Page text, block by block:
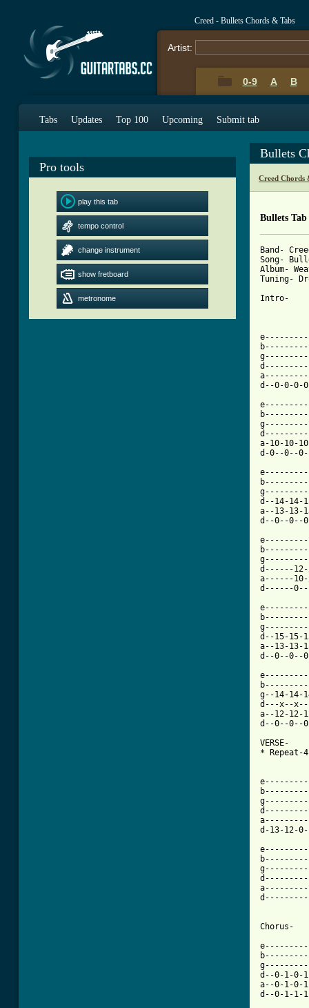
Creed - Bullets Chords & Tabs
Artist:
0-9 A B
Tabs Updates Top 100 Upcoming Submit tab
Pro tools
play this tab
tempo control
change instrument
show fretboard
metronome
Bullets
Creed Chords
Bullets Tab
Band-
Song-
Album-
Tuning-
Intro-
d--0-0-0-
a-10-10-
d-0--0--
d--14-14-
a--13-13-
d--0--0--
d------12-/
a------10-/
d------
d--15-
a--13-13-
d--0--0--
g--14-
d---x--
a--12-
d--0--
VERSE-
* Repeat-
d-13-12-
Chorus-
d--0-1-
a--0-1-0-
d--0-1-